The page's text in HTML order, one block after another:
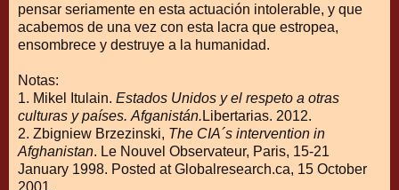
pensar seriamente en esta actuación intolerable, y que
acabemos de una vez con esta lacra que estropea,
ensombrece y destruye a la humanidad.
Notas:
1. Mikel Itulain. Estados Unidos y el respeto a otras
culturas y países. Afganistán. Libertarias. 2012.
2. Zbigniew Brzezinski, The CIA´s intervention in
Afghanistan. Le Nouvel Observateur, Paris, 15-21
January 1998. Posted at Globalresearch.ca, 15 October
2001.